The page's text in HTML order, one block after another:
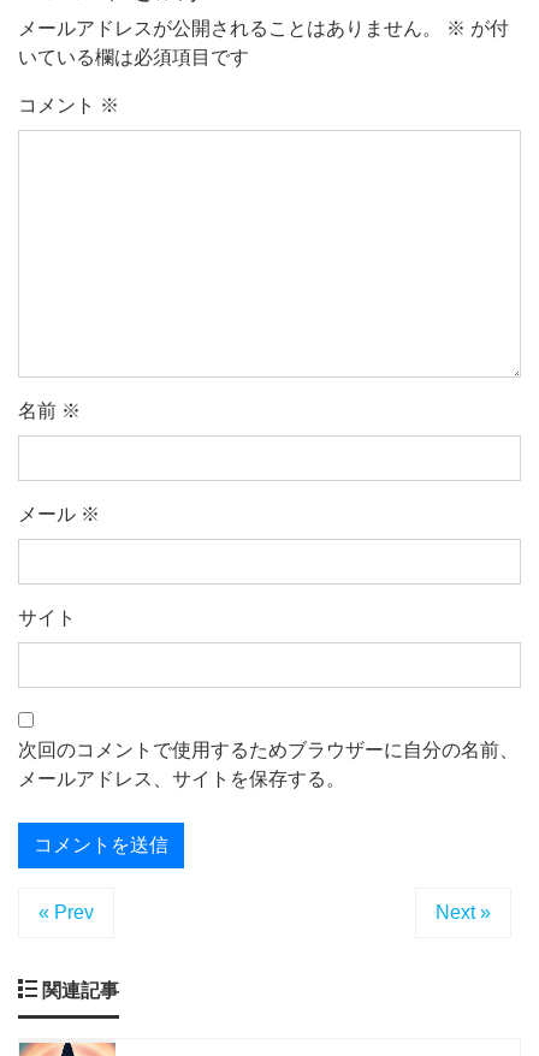
メールアドレスが公開されることはありません。 ※ が付
いている欄は必須項目です
コメント ※
名前 ※
メール ※
サイト
次回のコメントで使用するためブラウザーに自分の名前、
メールアドレス、サイトを保存する。
« Prev Next »
関連記事